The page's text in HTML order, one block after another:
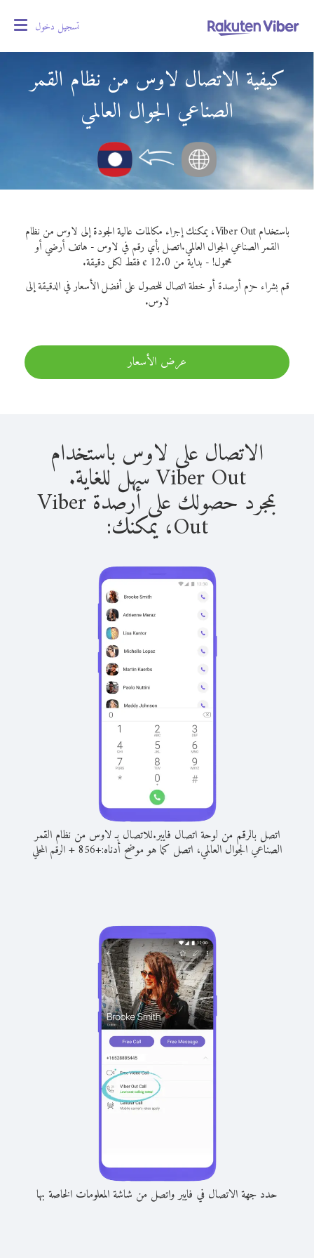
تسجيل دخول
كيفية الاتصال لاوس من نظام القمر
الصناعي الجوال العالمي
باستخدام Viber Out، يمكنك إجراء مكالمات عالية الجودة إلى لاوس من نظام
القمر الصناعي الجوال العالمي.اتصل بأي رقم في لاوس - هاتف أرضي أو
محمول! - بداية من 12.0 ¢ فقط لكل دقيقة.
قم بشراء حزم أرصدة أو خطة اتصال للحصول على أفضل الأسعار في الدقيقة إلى
لاوس.
عرض الأسعار
الاتصال على لاوس باستخدام
Viber Out سهل للغاية.
بمجرد حصولك على أرصدة Viber
Out، يمكنك:
اتصل بالرقم من لوحة اتصال فايبر.للاتصال بـ لاوس من نظام القمر
الصناعي الجوال العالمي، اتصل كما هو موضح أدناه:+
856
+الرقم المحلي
حدد جهة الاتصال في فايبر واتصل من شاشة المعلومات الخاصة بها